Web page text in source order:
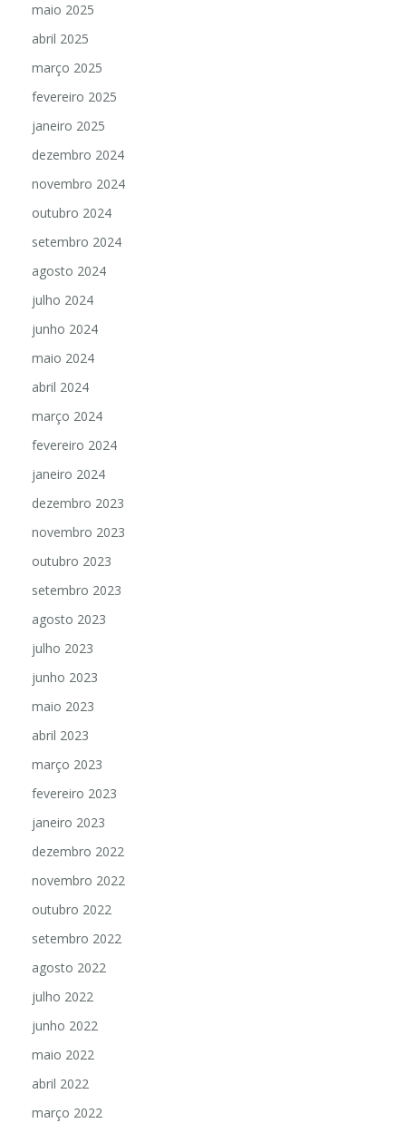
maio 2025
abril 2025
março 2025
fevereiro 2025
janeiro 2025
dezembro 2024
novembro 2024
outubro 2024
setembro 2024
agosto 2024
julho 2024
junho 2024
maio 2024
abril 2024
março 2024
fevereiro 2024
janeiro 2024
dezembro 2023
novembro 2023
outubro 2023
setembro 2023
agosto 2023
julho 2023
junho 2023
maio 2023
abril 2023
março 2023
fevereiro 2023
janeiro 2023
dezembro 2022
novembro 2022
outubro 2022
setembro 2022
agosto 2022
julho 2022
junho 2022
maio 2022
abril 2022
março 2022